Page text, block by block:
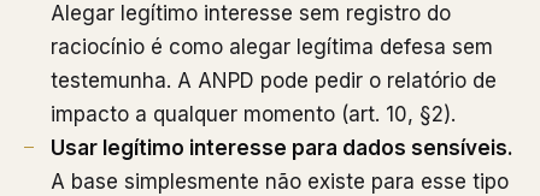
Alegar legítimo interesse sem registro do
raciocínio é como alegar legítima defesa sem
testemunha. A ANPD pode pedir o relatório de
impacto a qualquer momento (art. 10, §2).
Usar legítimo interesse para dados sensíveis.
A base simplesmente não existe para esse tipo